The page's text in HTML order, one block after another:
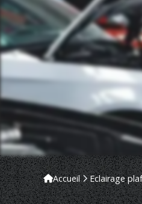
Accueil Eclairage